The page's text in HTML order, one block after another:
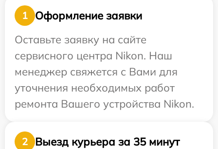
1
Оформление заявки
Оставьте заявку на сайте
сервисного центра Nikon. Наш
менеджер свяжется с Вами для
уточнения необходимых работ
ремонта Вашего устройства Nikon.
2
Выезд курьера за 35 минут